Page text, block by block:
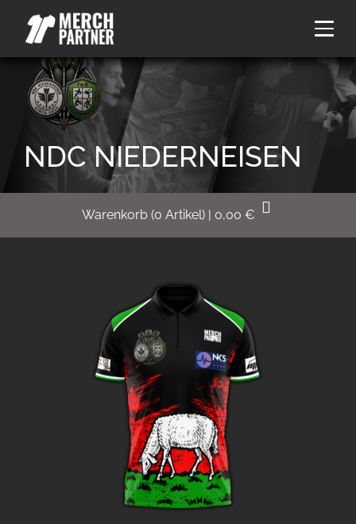
NDC NIEDERNEISEN
Warenkorb (0 Artikel) | 0,00 €